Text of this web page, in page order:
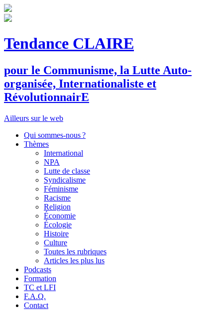
Tendance CLAIRE
pour le Communisme, la Lutte Auto-
organisée, Internationaliste et
RévolutionnairE
Ailleurs sur le web
Qui sommes-nous ?
Thèmes
International
NPA
Lutte de classe
Syndicalisme
Féminisme
Racisme
Religion
Économie
Écologie
Histoire
Culture
Toutes les rubriques
Articles les plus lus
Podcasts
Formation
TC et LFI
F.A.Q.
Contact